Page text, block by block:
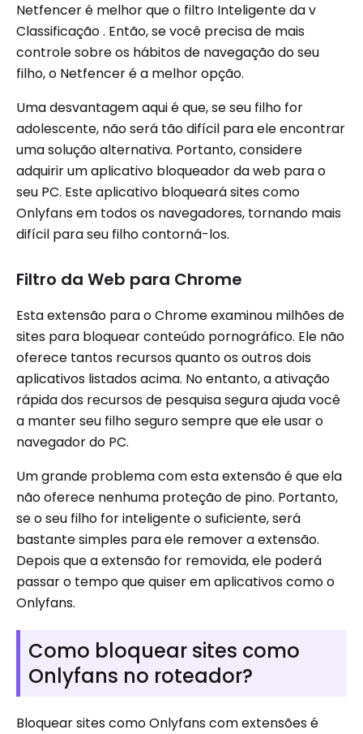
Netfencer é melhor que o filtro Inteligente da v
Classificação . Então, se você precisa de mais
controle sobre os hábitos de navegação do seu
filho, o Netfencer é a melhor opção.
Uma desvantagem aqui é que, se seu filho for
adolescente, não será tão difícil para ele encontrar
uma solução alternativa. Portanto, considere
adquirir um aplicativo bloqueador da web para o
seu PC. Este aplicativo bloqueará sites como
Onlyfans em todos os navegadores, tornando mais
difícil para seu filho contorná-los.
Filtro da Web para Chrome
Esta extensão para o Chrome examinou milhões de
sites para bloquear conteúdo pornográfico. Ele não
oferece tantos recursos quanto os outros dois
aplicativos listados acima. No entanto, a ativação
rápida dos recursos de pesquisa segura ajuda você
a manter seu filho seguro sempre que ele usar o
navegador do PC.
Um grande problema com esta extensão é que ela
não oferece nenhuma proteção de pino. Portanto,
se o seu filho for inteligente o suficiente, será
bastante simples para ele remover a extensão.
Depois que a extensão for removida, ele poderá
passar o tempo que quiser em aplicativos como o
Onlyfans.
Como bloquear sites como
Onlyfans no roteador?
Bloquear sites como Onlyfans com extensões é